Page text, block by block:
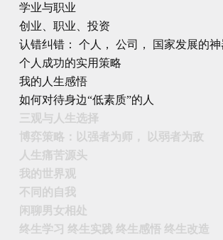
学业与职业
创业、职业、投资
认错纠错： 个人， 公司， 国家发展的神
个人成功的实用策略
我的人生感悟
如何对待身边“低素质”的人
三观与人生选择
博弈策略：以强者为师， 以弱者为敌
人生痛苦源头
我的世界观
不同的自我
闲聊男女相处
终生学习 终生实践 终生感悟 终生改造